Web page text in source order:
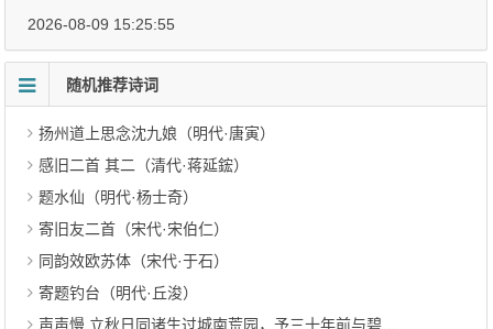
2026-08-09 15:25:55
随机推荐诗词
扬州道上思念沈九娘（明代·唐寅）
感旧二首 其二（清代·蒋延鋐）
题水仙（明代·杨士奇）
寄旧友二首（宋代·宋伯仁）
同韵效欧苏体（宋代·于石）
寄题钓台（明代·丘浚）
声声慢 立秋日同诸生过城南荒园，予三十年前与碧琴栖息于此（清代·何振岱）